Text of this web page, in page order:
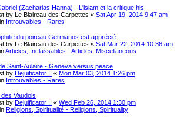
(Zacharias Hanna) - L'islam et la critique his
by
Le Blaireau des Carpettes « Sat Apr 19, 2014 9:47 am
Introuvables - Rares
du poireau Germanos est apprécié
by
Le Blaireau des Carpettes « Sat Mar 22, 2014 10:36 am
Articles, Inclassables - Articles, Miscellaneous
Saint-Aulaire - Geneva versus peace
by Dejuificator II « Mon Mar 03, 2014 1:26 pm
Introuvables - Rares
des Vaudois
by Dejuificator II « Wed Feb 26, 2014 1:30 pm
Religions, Spiritualité - Religions, Spirituality